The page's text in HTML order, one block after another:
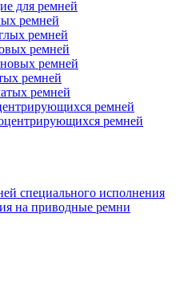
для ремней
ремней
ремней
ремней
ремней
ремней
ремней
ремней
ремней
специального исполнения
на приводные ремни